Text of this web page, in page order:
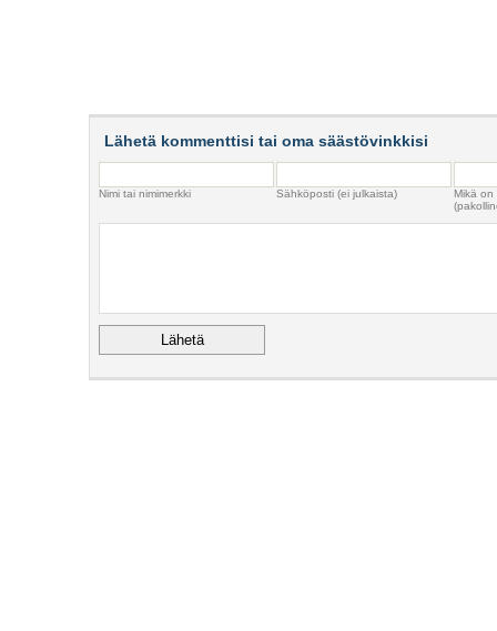
Lähetä kommenttisi tai oma säästövinkkisi
Nimi tai nimimerkki Sähköposti (ei julkaista)
Mikä